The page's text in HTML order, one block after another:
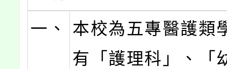
一、
本校為五專醫護類
有「護理科」、「